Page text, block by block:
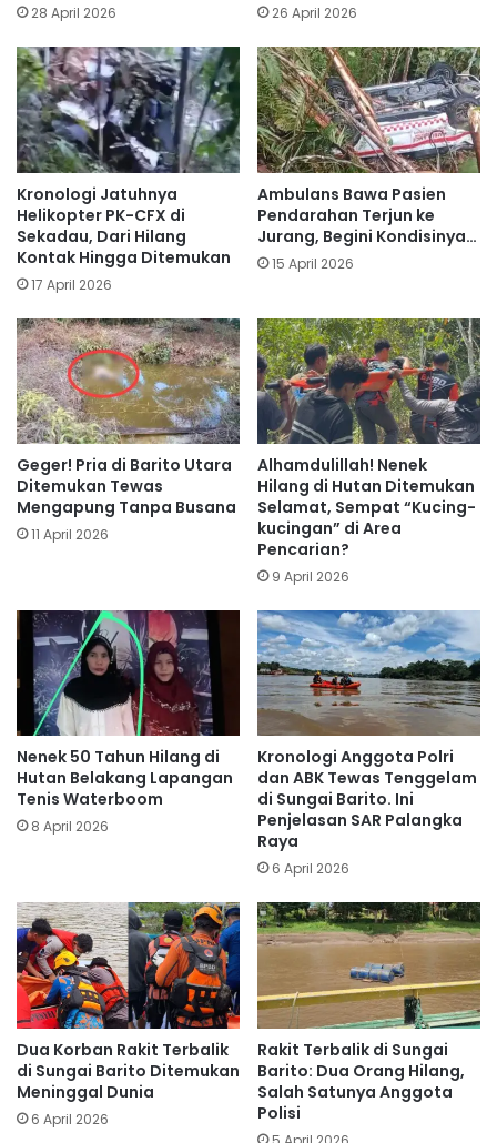
28 April 2026 26 April 2026
Kronologi Jatuhnya
Helikopter PK-CFX di
Sekadau, Dari Hilang
Kontak Hingga Ditemukan
17 April 2026
Ambulans Bawa Pasien
Pendarahan Terjun ke
Jurang, Begini Kondisinya…
15 April 2026
Geger! Pria di Barito Utara
Ditemukan Tewas
Mengapung Tanpa Busana
11 April 2026
Alhamdulillah! Nenek
Hilang di Hutan Ditemukan
Selamat, Sempat “Kucing-
kucingan” di Area
Pencarian?
9 April 2026
Nenek 50 Tahun Hilang di
Hutan Belakang Lapangan
Tenis Waterboom
8 April 2026
‎‎Kronologi Anggota Polri
dan ABK Tewas Tenggelam
di Sungai Barito. Ini
Penjelasan SAR Palangka
Raya
6 April 2026
Dua Korban Rakit Terbalik
di Sungai Barito Ditemukan
Meninggal Dunia
6 April 2026
Rakit Terbalik di Sungai
Barito: Dua Orang Hilang,
Salah Satunya Anggota
Polisi